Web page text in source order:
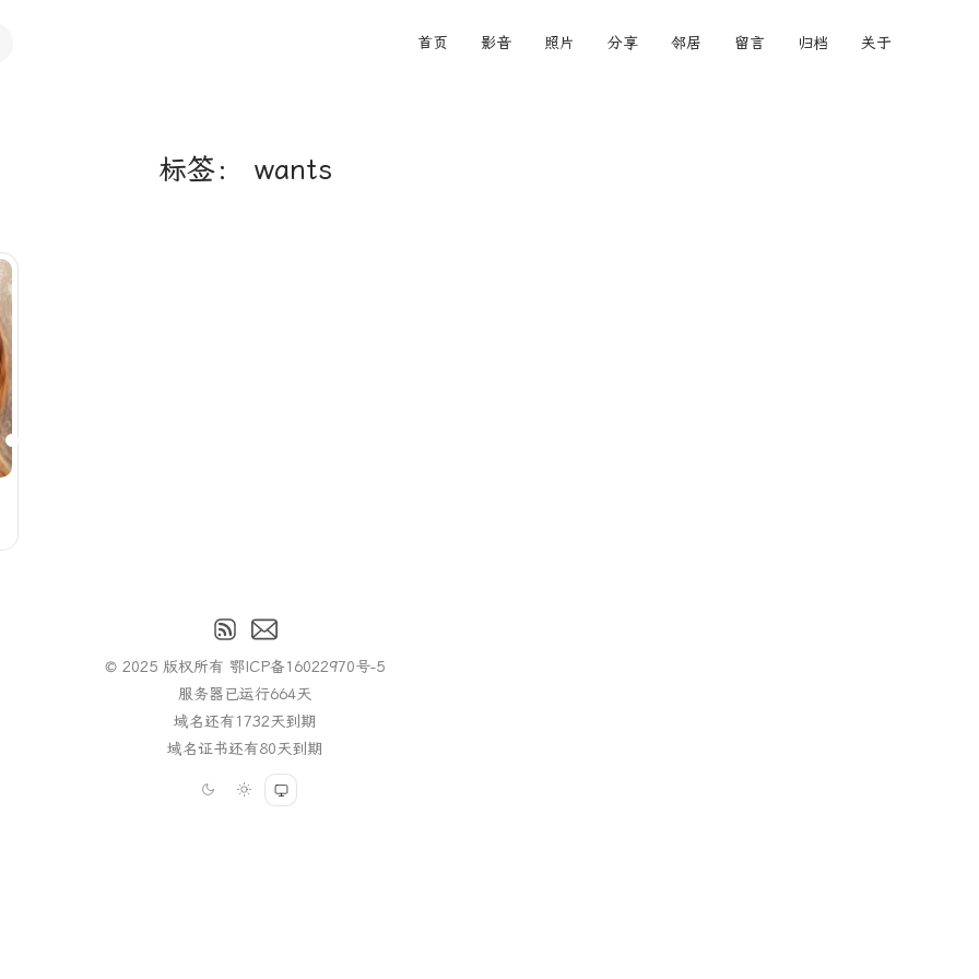
首页 影音 照片 分享 邻居 留言 归档 关于
标签： wants
© 2025 版权所有 鄂ICP备16022970号-5
服务器已运行664天
域名还有1732天到期
域名证书还有80天到期